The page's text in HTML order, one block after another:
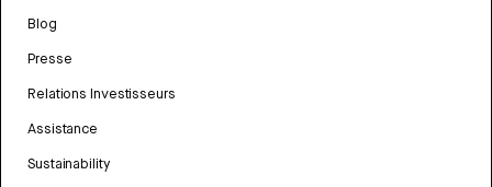
Blog
Presse
Relations Investisseurs
Assistance
Sustainability